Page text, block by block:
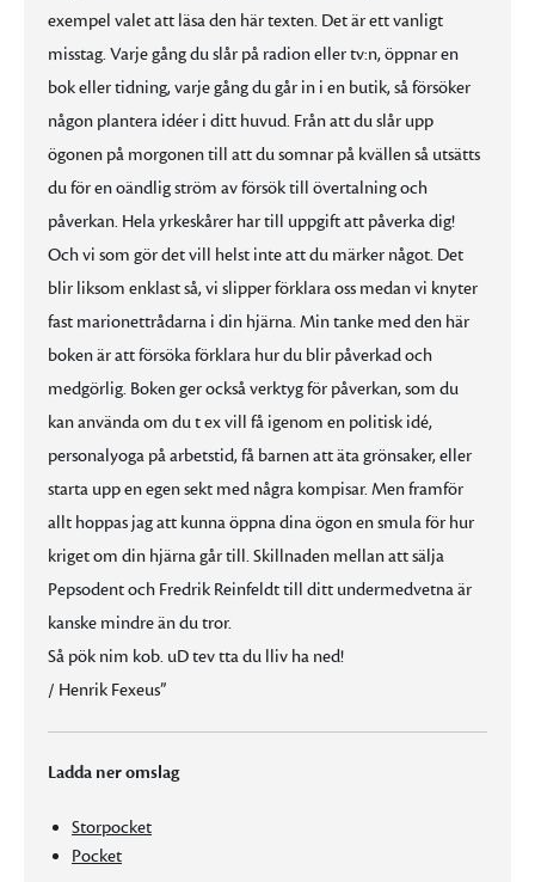
exempel valet att läsa den här texten. Det är ett vanligt
misstag. Varje gång du slår på radion eller tv:n, öppnar en
bok eller tidning, varje gång du går in i en butik, så försöker
någon plantera idéer i ditt huvud. Från att du slår upp
ögonen på morgonen till att du somnar på kvällen så utsätts
du för en oändlig ström av försök till övertalning och
påverkan. Hela yrkeskårer har till uppgift att påverka dig!
Och vi som gör det vill helst inte att du märker något. Det
blir liksom enklast så, vi slipper förklara oss medan vi knyter
fast marionettrådarna i din hjärna. Min tanke med den här
boken är att försöka förklara hur du blir påverkad och
medgörlig. Boken ger också verktyg för påverkan, som du
kan använda om du t ex vill få igenom en politisk idé,
personalyoga på arbetstid, få barnen att äta grönsaker, eller
starta upp en egen sekt med några kompisar. Men framför
allt hoppas jag att kunna öppna dina ögon en smula för hur
kriget om din hjärna går till. Skillnaden mellan att sälja
Pepsodent och Fredrik Reinfeldt till ditt undermedvetna är
kanske mindre än du tror.
Så pök nim kob. uD tev tta du lliv ha ned!
/ Henrik Fexeus”
Ladda ner omslag
Storpocket
Pocket